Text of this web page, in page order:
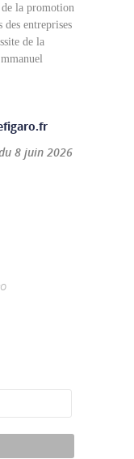
la promotion
entreprises
de la
8 juin 2026